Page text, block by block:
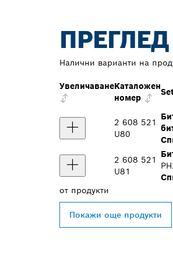
Налични варианти на
УвеличаванеКаталожен
номер
2 608 521
U80
2 608 521
U81
от продукти
Покажи още продукти